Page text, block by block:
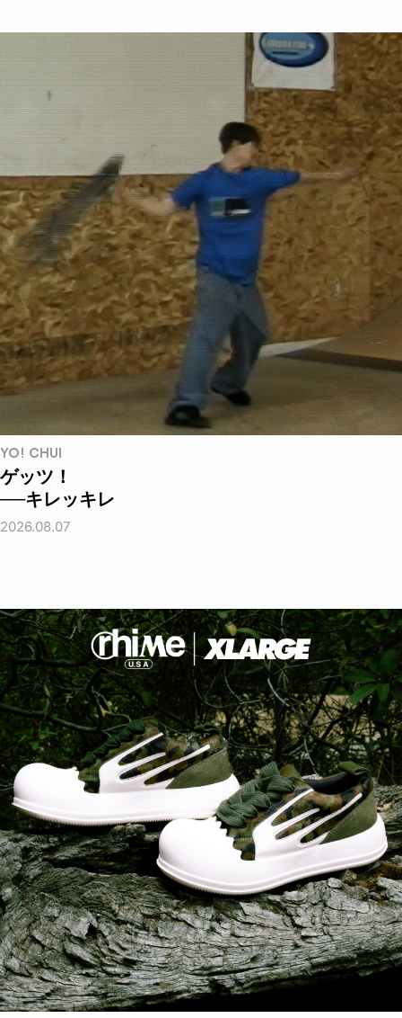
YO! CHUI
ゲッツ！
──キレッキレ
2026.08.07